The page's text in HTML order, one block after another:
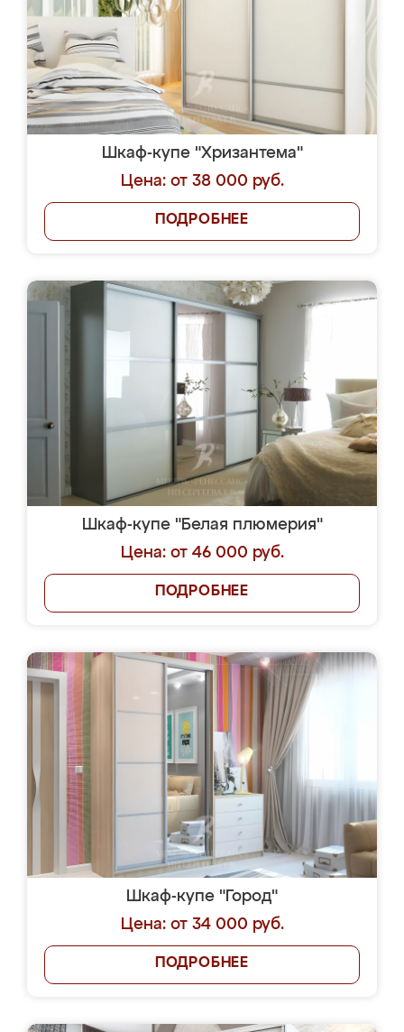
Шкаф-купе "Хризантема"
Цена: от 38 000 руб.
ПОДРОБНЕЕ
Шкаф-купе "Белая плюмерия"
Цена: от 46 000 руб.
ПОДРОБНЕЕ
Шкаф-купе "Город"
Цена: от 34 000 руб.
ПОДРОБНЕЕ